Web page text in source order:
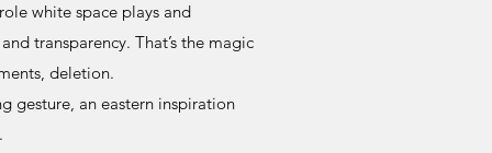
white space plays and
transparency. That’s the magic
deletion.
gesture, an eastern inspiration